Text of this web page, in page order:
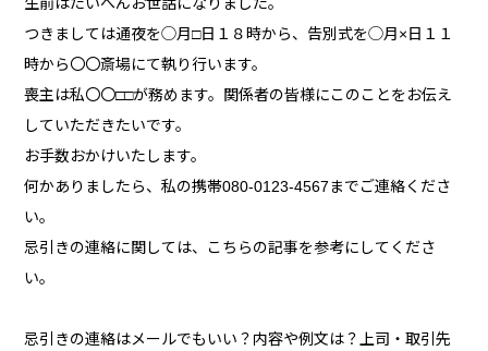
生前はたいへんお世話になりました。
つきましては通夜を◯月□日１８時から、告別式を◯月×日１１
時から〇〇斎場にて執り行います。
喪主は私〇〇□□が務めます。関係者の皆様にこのことをお伝え
していただきたいです。
お手数おかけいたします。
何かありましたら、私の携帯080-0123-4567までご連絡くださ
い。
忌引きの連絡に関しては、こちらの記事を参考にしてくださ
い。
忌引きの連絡はメールでもいい？内容や例文は？上司・取引先